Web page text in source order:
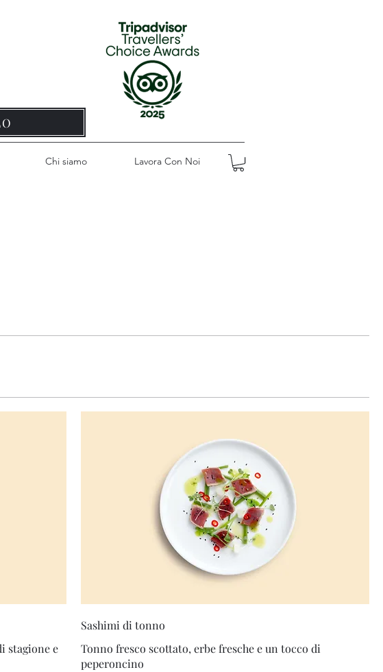
Chi siamo Lavora Con Noi
stagione e
Sashimi di tonno
Tonno fresco scottato, erbe fresche e un tocco di
peperoncino